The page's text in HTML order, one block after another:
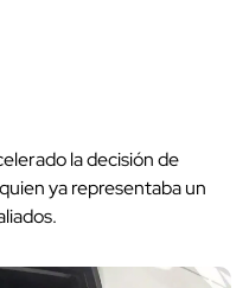
la decisión de
quien ya representaba un